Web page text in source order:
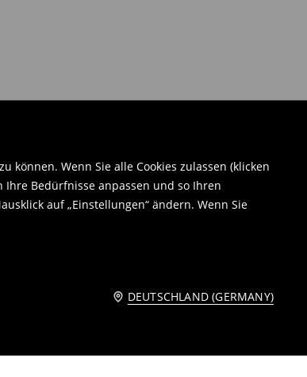
Wenn Sie alle Cookies zulassen (klicken
Bedürfnisse anpassen und so Ihren
auf „Einstellungen“ ändern. Wenn Sie
DEUTSCHLAND (GERMANY)